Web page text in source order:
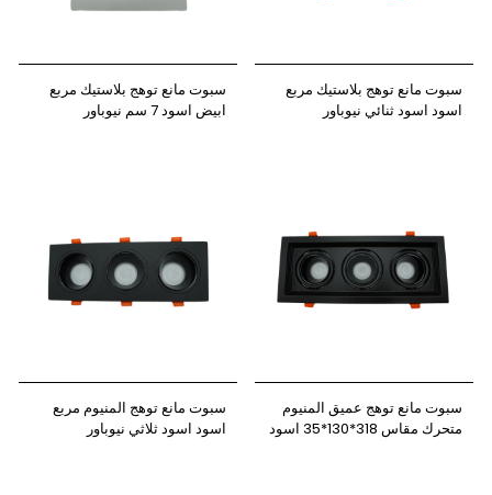
سبوت مانع توهج بلاستيك مربع
اسود اسود ثنائي نيوباور
سبوت مانع توهج بلاستيك مربع
ابيض اسود 7 سم نيوباور
سبوت مانع توهج عميق المنيوم
متحرك مقاس 318*130*35 اسود
سبوت مانع توهج المنيوم مربع
اسود اسود ثلاثي نيوباور